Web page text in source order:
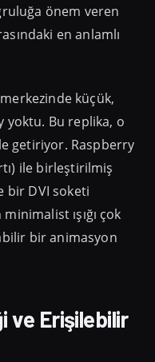
önem veren
en anlamlı
küçük,
yoktu. Bu replika, o
getiriyor. Raspberry
ile birleştirilmiş
bir DVI soketi
ışığı çok
bir animasyon
ve Erişilebilir